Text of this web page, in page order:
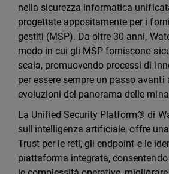
nella sicurezza informatica
progettate appositamente per i
gestiti (MSP). Da oltre 30 anni,
modo in cui gli MSP forniscono
scala, promuovendo processi di
per essere sempre un passo avanti
evoluzioni del panorama delle
La Unified Security Platform® di
sull'intelligenza artificiale, offre
Trust per le reti, gli endpoint e le
piattaforma integrata,